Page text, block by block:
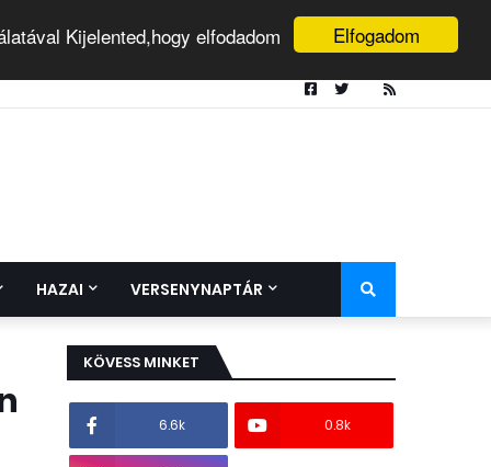
Elfogadom
Kijelented,hogy elfodadom
HAZAI VERSENYNAPTÁR
KÖVESS MINKET
6.6k 0.8k